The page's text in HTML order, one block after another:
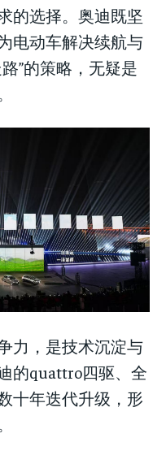
的选择。奥迪既坚
电动车解决续航与
”的策略，无疑是
力，是技术沉淀与
的quattro四驱、全
十年迭代升级，形